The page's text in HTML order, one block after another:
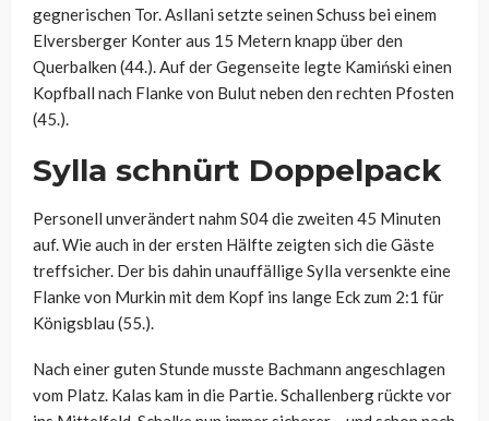
gegnerischen Tor. Asllani setzte seinen Schuss bei einem
Elversberger Konter aus 15 Metern knapp über den
Querbalken (44.). Auf der Gegenseite legte Kamiński einen
Kopfball nach Flanke von Bulut neben den rechten Pfosten
(45.).
Sylla schnürt Doppelpack
Personell unverändert nahm S04 die zweiten 45 Minuten
auf. Wie auch in der ersten Hälfte zeigten sich die Gäste
treffsicher. Der bis dahin unauffällige Sylla versenkte eine
Flanke von Murkin mit dem Kopf ins lange Eck zum 2:1 für
Königsblau (55.).
Nach einer guten Stunde musste Bachmann angeschlagen
vom Platz. Kalas kam in die Partie. Schallenberg rückte vor